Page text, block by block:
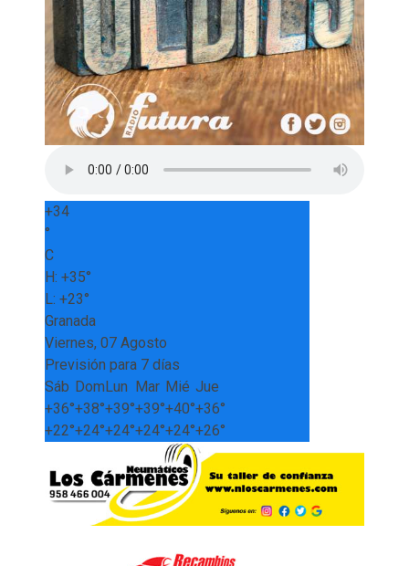
+34
°
C
H: +35°
L: +23°
Granada
Viernes, 07 Agosto
Previsión para 7 días
Sáb DomLun Mar Mié Jue
+36°+38°+39°+39°+40°+36°
+22°+24°+24°+24°+24°+26°